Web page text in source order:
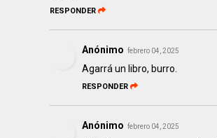
RESPONDER
Anónimo febrero 04, 2025
Agarrá un libro, burro.
RESPONDER
Anónimo febrero 04, 2025